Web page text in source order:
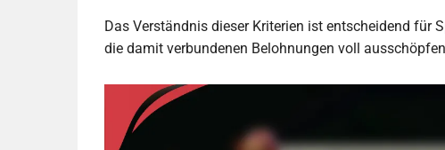
Das Verständnis dieser Kriterien ist entscheidend für
die damit verbundenen Belohnungen voll